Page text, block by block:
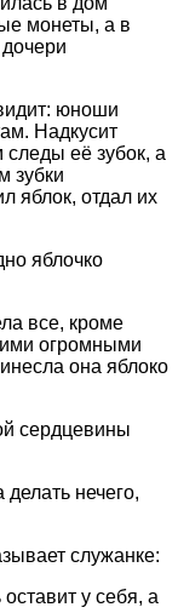
монеты, а в
юноши
Надкусит
следы её зубок, а
зубки
яблок, отдал их
яблочко
все, кроме
огромными
она яблоко
сердцевины
нечего,
служанке:
у себя, а